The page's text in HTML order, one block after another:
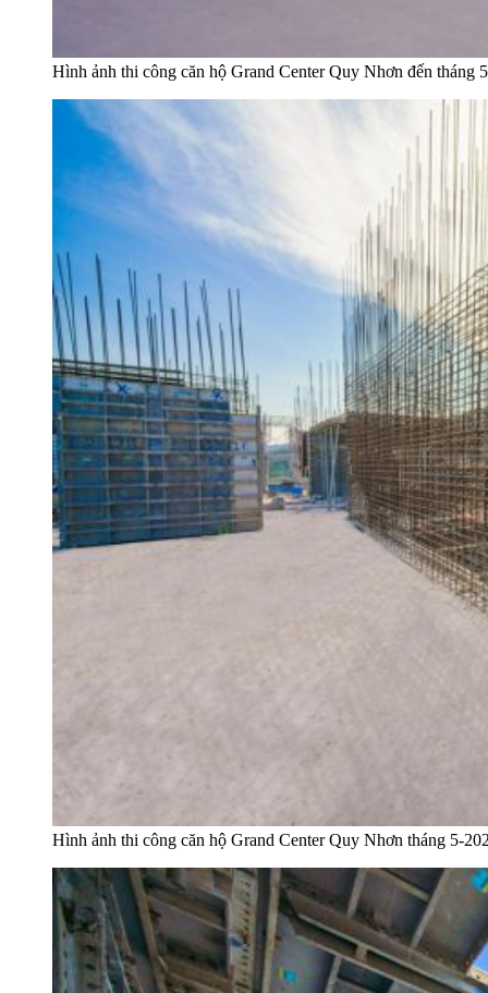
Hình ảnh thi công căn hộ Grand Center Quy Nhơn đến tháng
Hình ảnh thi công căn hộ Grand Center Quy Nhơn tháng 5-